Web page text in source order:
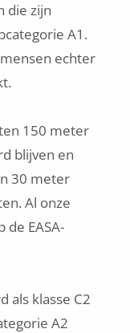
die zijn
A1.
echter
150 meter
blijven en
30 meter
Al onze
de EASA-
als klasse C2
A2